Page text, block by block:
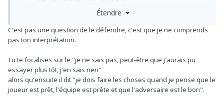
Il a dit surtout qu'il en a aucune idée. Je veux bien que tu
Il y a pas à chercher le bon moment quand ta "recrue" touche
40 ballons par matchs et qu'on assits à des purges depuis le
Étendre
C'est pas une question de le défendre, c'est que je ne comprends
pas ton interprétation.
Tu te focalises sur le "je ne sais pas, peut-être que j'aurais pu
essayer plus tôt, j'en sais rien"
alors qu'ensuite il dit "je dois faire les choses quand je pense que le
joueur est prêt, l'équipe est prête et que l'adversaire est le bon".